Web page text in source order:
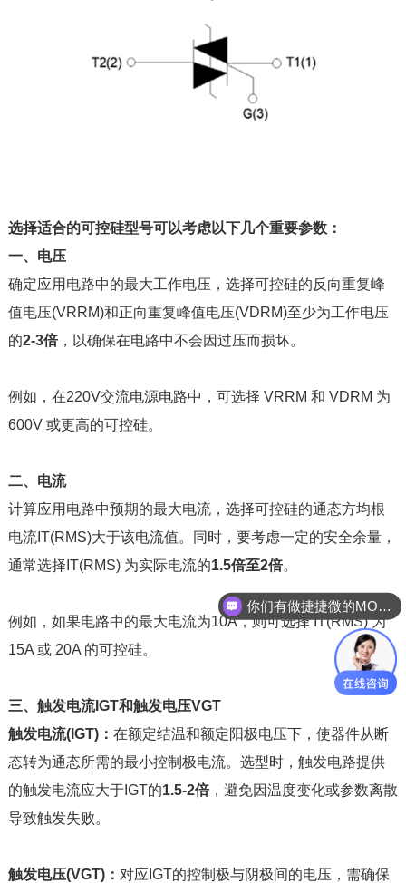
选择适合的可控硅型号可以考虑以下几个重要参数：
一、电压
确定应用电路中的最大工作电压，选择可控硅的反向重复峰
值电压(VRRM)和正向重复峰值电压(VDRM)至少为工作电压
的2-3倍， 以确保在电路中不会因过压而损坏。
例如，在220V交流电源电路中，可选择 VRRM 和 VDRM 为
600V 或更高的可控硅。
二、电流
计算应用电路中预期的最大电流，选择可控硅的通态方均根
电流IT(RMS)大于该电流值。同时，要考虑一定的安全余量，
通常选择IT(RMS) 为实际电流的1.5倍至2倍。
例如，如果电路中的最大电流为10A，则可选择 IT(RMS) 为
15A 或 20A 的可控硅。
三、触发电流IGT和触发电压VGT
触发电流(IGT)： 在额定结温和额定阳极电压下，使器件从断
态转为通态所需的最小控制极电流。选型时，触发电路提供
的触发电流应大于IGT的1.5-2倍，避免因温度变化或参数离散
导致触发失败。
触发电压(VGT)： 对应IGT的控制极与阴极间的电压，需确保
你们有做捷捷微的MOS管吗？